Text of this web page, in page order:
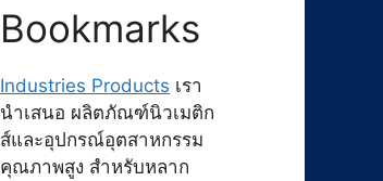
Bookmarks
Industries Products เรา
นำเสนอ ผลิตภัณฑ์นิวเมติก
ส์และอุปกรณ์อุตสาหกรรม
คุณภาพสูง สำหรับหลาก